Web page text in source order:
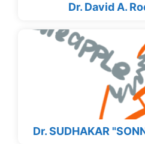
Dr. David A.
Dr. SUDHAKAR